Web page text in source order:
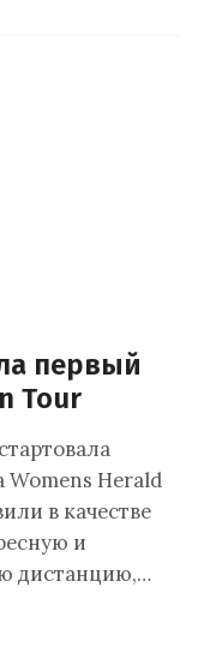
первый
Tour
Womens Herald
в качестве
и
дистанцию,…